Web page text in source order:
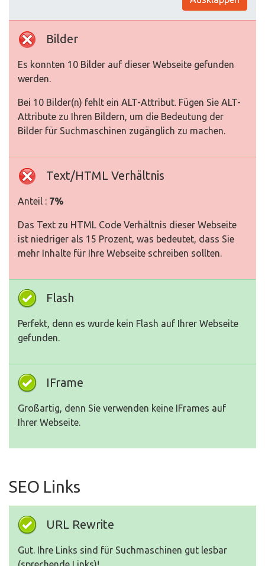
Bilder
Es konnten 10 Bilder auf dieser Webseite gefunden
werden.
Bei 10 Bilder(n) fehlt ein ALT-Attribut. Fügen Sie ALT-
Attribute zu Ihren Bildern, um die Bedeutung der
Bilder für Suchmaschinen zugänglich zu machen.
Text/HTML Verhältnis
Anteil : 7%
Das Text zu HTML Code Verhältnis dieser Webseite
ist niedriger als 15 Prozent, was bedeutet, dass Sie
mehr Inhalte für Ihre Webseite schreiben sollten.
Flash
Perfekt, denn es wurde kein Flash auf Ihrer Webseite
gefunden.
IFrame
Großartig, denn Sie verwenden keine IFrames auf
Ihrer Webseite.
SEO Links
URL Rewrite
Gut. Ihre Links sind für Suchmaschinen gut lesbar